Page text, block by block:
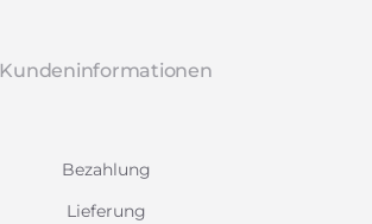
Kundeninformationen
Bezahlung
Lieferung